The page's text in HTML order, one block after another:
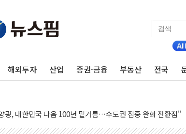
해외투자 산업 증권·금융 부동산 전국
내려야"…파월 때와 달리 워시엔 톤 낮춰
근 포항시 정책특보 내정설...포항시 '시끌'
간 마라톤 부동산 2차 회의' 주재… "전폭적 공급 확대·속도
냥 폴리실리콘 관세 15% 부과…美 태양광주 급등